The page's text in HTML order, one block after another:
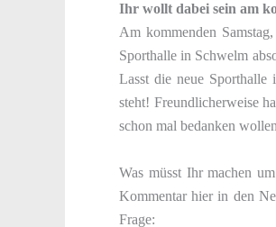
Ihr wollt dabei sein am
Am kommenden
Sporthalle in Schwelm
Lasst die neue Sporthalle
steht! Freundlicherweise
schon mal bedanken
Was müsst Ihr machen
Kommentar hier in den
Frage: